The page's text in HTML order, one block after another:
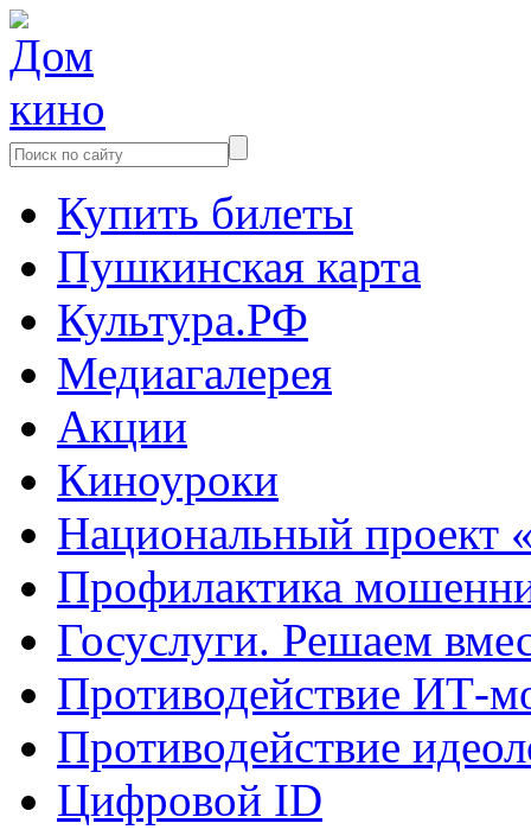
Купить билеты
Пушкинская карта
Культура.РФ
Медиагалерея
Акции
Киноуроки
Национальный проект
Профилактика
Госуслуги. Решаем
Противодействие ИТ-
Противодействие
Цифровой ID